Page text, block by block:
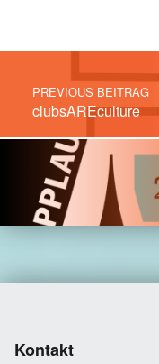
Post navigation
PREVIOUS BEITRAG
clubsAREculture
Kontakt